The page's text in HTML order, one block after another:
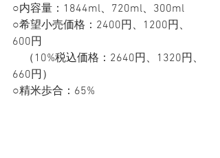
○内容量：1844ml、720ml、300ml
○希望小売価格：2400円、1200円、
600円
（10%税込価格：2640円、1320円、
660円）
○精米歩合：65%